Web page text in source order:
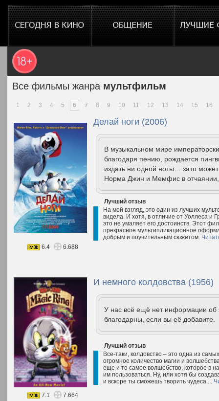
Все фильмы жанра мультфильм
1 2 3 4 5 6 7 8 9 10 11 12 13 14 15 16
Делай ноги (2006)
В музыкальном мире
благодаря пению, рождается
издать ни одной ноты… зато
Норма Джин и Мемфис в
Лучший отзыв
На мой взгляд, это один из лучших
видела. И хотя, в отличие от Уоллеса и
это не умаляет его достоинств. Этот
прекрасное мультипликационное
добрым и поучительным сюжетом.
6.4
6.688
И немного колдовства (1956)
У нас всё ещё нет информации
благодарны, если вы её добавите.
Лучший отзыв
Все-таки, колдовство – это одна из
огромное количество магии и
еще и то самое волшебство, которое в
им пользоваться. Ну, или хотя бы
и вскоре ты сможешь творить чудеса....
7.1
7.664